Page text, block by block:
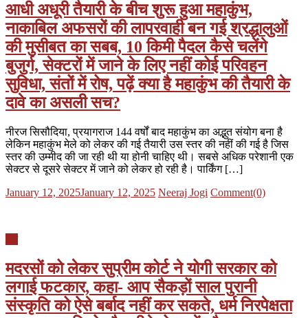
आधी अधूरी तैयारी के बीच शुरू हुआ महाकुंभ,
नाकाबिल अफसरों की लापरवाही बन गई श्रद्धालुओं
की मुसीबत का सबब, 10 किमी पैदल कैसे चलेंगे
बुजुर्ग, सेक्टरों में जाने के लिए नहीं कोई परिवहन
सुविधा, संतों में रोष, पढ़ें क्या है महाकुंभ की तैयारी के
दावे का असली सच?
नीरज सिसौदिया, प्रयागराज 144 वर्षों बाद महाकुंभ का अद्भुत संयोग बना है
लेकिन महाकुंभ मेले को लेकर की गई तैयारी उस स्तर की नहीं की गई है जिस
स्तर की उम्मीद की जा रही थी या होनी चाहिए थी। सबसे अधिक परेशानी एक
सेक्टर से दूसरे सेक्टर में जाने को लेकर हो रही है। पार्किंग […]
Posted
January 12, 2025January 12, 2025 Author
Neeraj Jogi Comment(0)
मदरसों को लेकर सुप्रीम कोर्ट ने योगी सरकार को
लगाई फटकार, कहा- आप सैकड़ों साल पुरानी
संस्कृति को ऐसे बर्बाद नहीं कर सकते, धर्म निरपेक्षता